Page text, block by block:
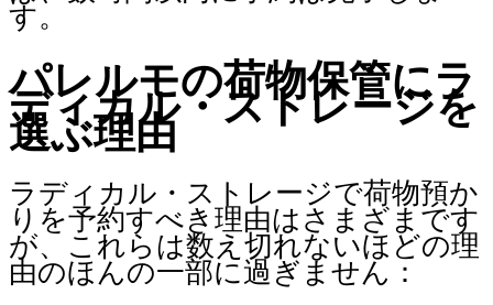
す。
パレルモの荷物保管にラ
ディカル・ストレージを
選ぶ理由
ラディカル・ストレージで荷物預か
りを予約すべき理由はさまざまです
が、これらは数え切れないほどの理
由のほんの一部に過ぎません：